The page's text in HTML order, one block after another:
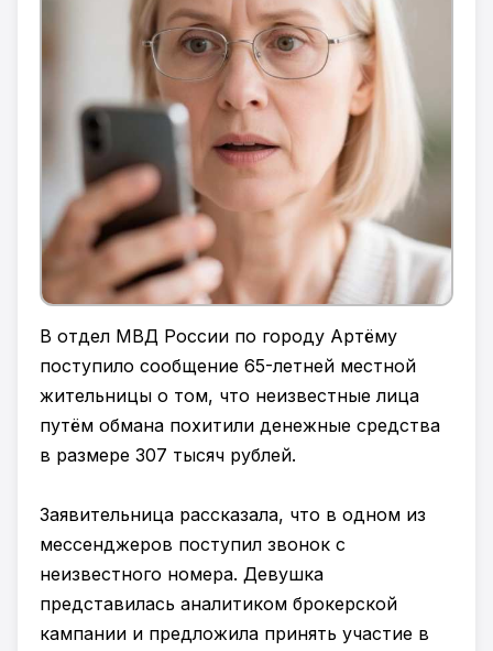
В отдел МВД России по городу Артёму
поступило сообщение 65-летней местной
жительницы о том, что неизвестные лица
путём обмана похитили денежные средства
в размере 307 тысяч рублей.
Заявительница рассказала, что в одном из
мессенджеров поступил звонок с
неизвестного номера. Девушка
представилась аналитиком брокерской
кампании и предложила принять участие в